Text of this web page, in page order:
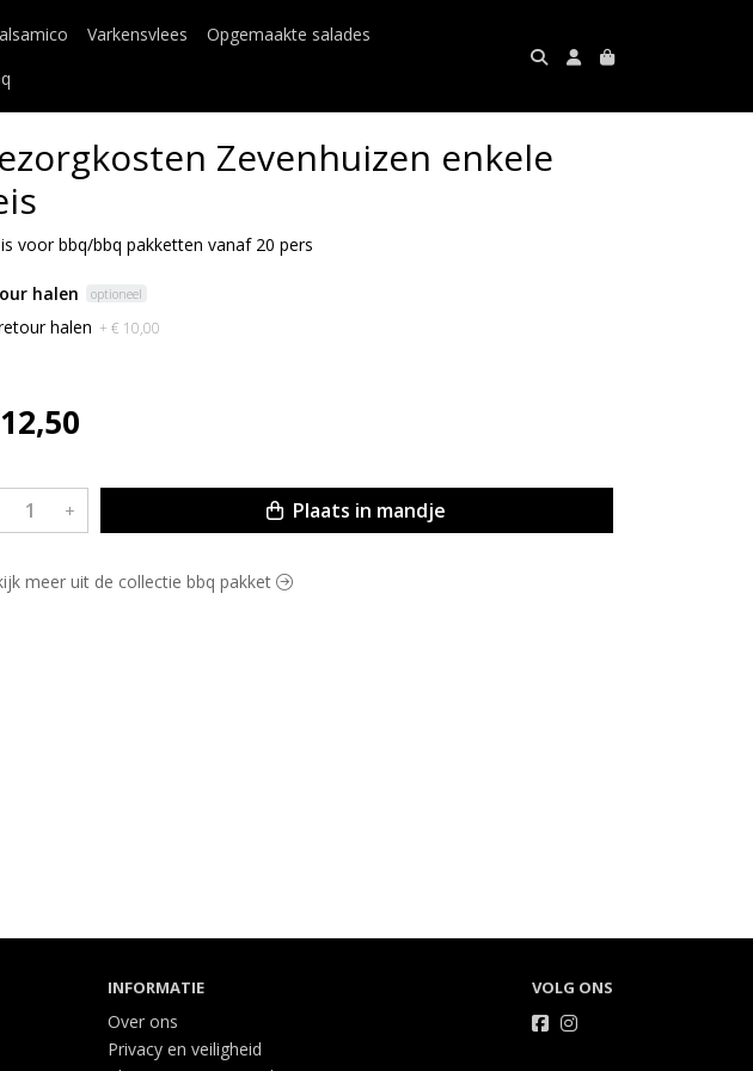
Varkensvlees
Opgemaakte salades
Zevenhuizen enkele
voor bbq/bbq pakketten vanaf 20 pers
halen optioneel
halen + € 10,00
+ Plaats in mandje
meer uit de collectie bbq pakket
INFORMATIE
Over ons
Privacy en veiligheid
VOLG ONS